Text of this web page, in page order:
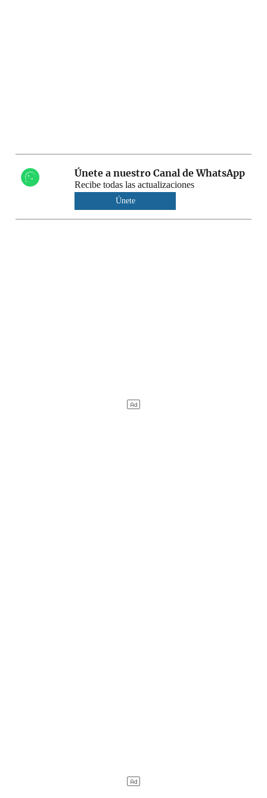
Únete a nuestro Canal de WhatsApp
Recibe todas las actualizaciones
Únete